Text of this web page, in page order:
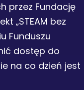
przez Fundację
„STEAM bez
Funduszu
dostęp do
na co dzień jest